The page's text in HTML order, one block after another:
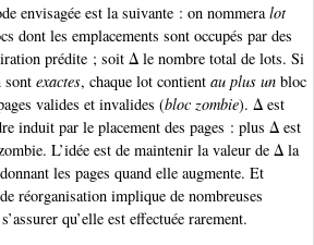
envisagée est la suivante : on nommeralot
dont les emplacements sont occupés par des
prédite ; soit Δ le nombre total de lots. Si
sont exactes, chaque lot contient au plus un bloc
valides et invalides (bloc zombie). Δ est
induit par le placement des pages : plus Δ est
L’idée est de maintenir la valeur de Δ la
les pages quand elle augmente. Et
réorganisation implique de nombreuses
qu’elle est effectuée rarement.